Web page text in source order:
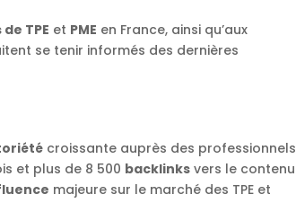
TPE et PME en France, ainsi qu’aux
se tenir informés des dernières
croissante auprès des professionnels
et plus de 8 500 backlinks vers le contenu
majeure sur le marché des TPE et